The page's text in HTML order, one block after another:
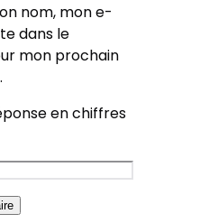
nom, mon e-
dans le
mon prochain
en chiffres